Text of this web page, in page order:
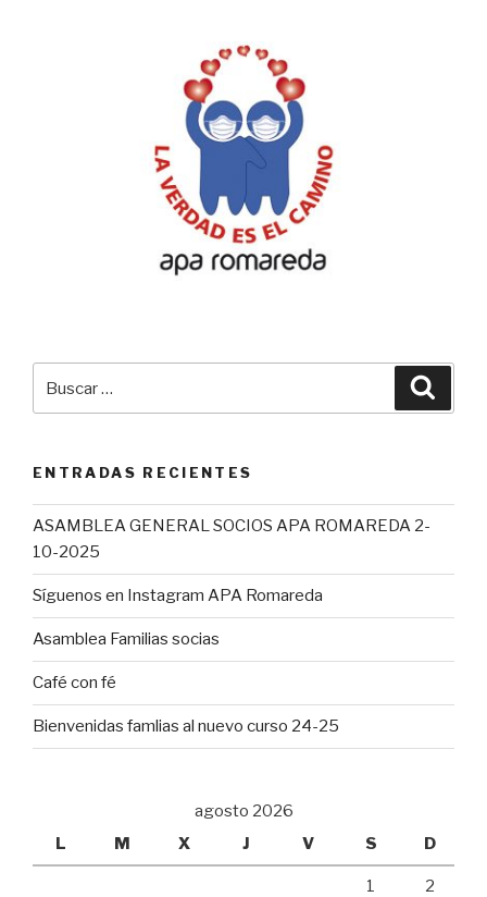
por:
ENTRADAS RECIENTES
ASAMBLEA GENERAL SOCIOS APA ROMAREDA 2-
10-2025
Síguenos en Instagram APA Romareda
Asamblea Familias socias
Café con fé
Bienvenidas famlias al nuevo curso 24-25
agosto 2026
L
M X J V S D
1 2